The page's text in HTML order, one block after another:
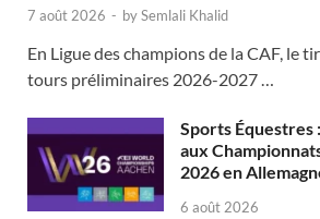
7 août 2026 - bySemlali Khalid
En Ligue des champions de la CAF, le
tours préliminaires 2026-2027 …
Sports Équestres
aux
2026 en
6 août 2026